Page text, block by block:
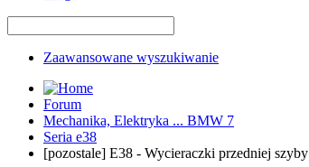
Zaawansowane wyszukiwanie
Forum
Mechanika, Elektryka ... BMW 7
Seria e38
[pozostale] E38 - Wycieraczki przedniej szyby